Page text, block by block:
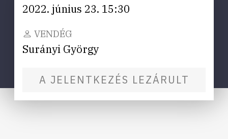
2022. június 23. 15:30
VENDÉG
Surányi György
A JELENTKEZÉS LEZÁRULT